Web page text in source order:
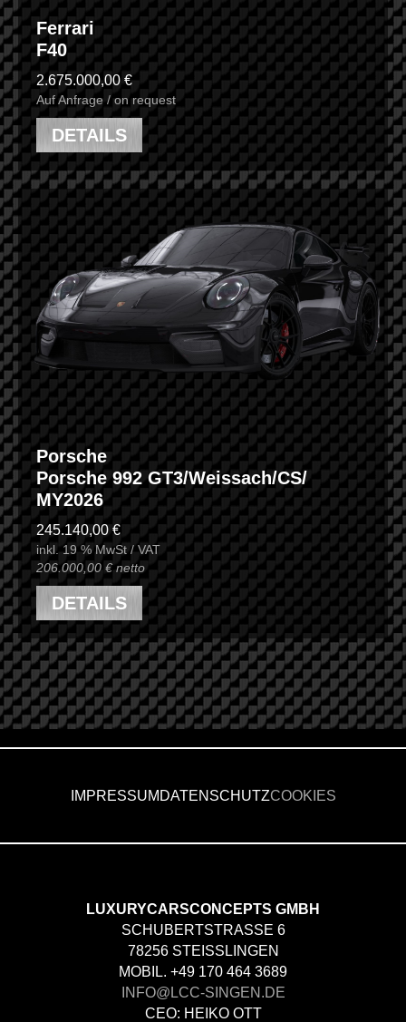
Ferrari
F40
2.675.000,00 €
Auf Anfrage / on request
DETAILS
Porsche
Porsche 992 GT3/Weissach/CS/
MY2026
245.140,00 €
inkl. 19 % MwSt / VAT
206.000,00 € netto
DETAILS
IMPRESSUM DATENSCHUTZCOOKIES
LUXURYCARSCONCEPTS GMBH
SCHUBERTSTRASSE 6
78256 STEISSLINGEN
MOBIL. +49 170 464 3689
INFO@LCC-SINGEN.DE
CEO: HEIKO OTT